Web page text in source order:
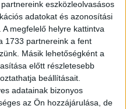
eszközleolvasásos
adatokat és azonosítási
megfelelő helyre kattintva
1733 partnereink a fent
Másik lehetőségként a
előtt részletesebb
beállításait.
adatainak bizonyos
az Ön hozzájárulása, de
hogy a két
hanem egymást
Az NMHH
közel kétharmadában
A helyhez kötött
adatforgalommal járó